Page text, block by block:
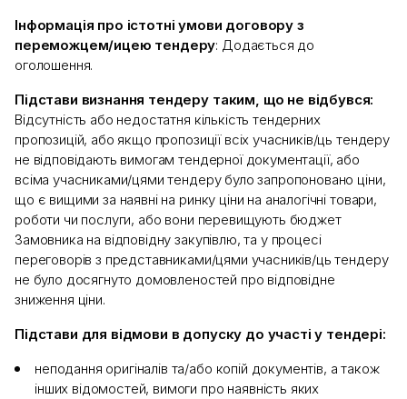
Інформація про істотні умови договору з
переможцем/ицею тендеру: Додається до
оголошення.
Підстави визнання тендеру таким, що не відбувся:
Відсутність або недостатня кількість тендерних
пропозицій, або якщо пропозиції всіх учасників/ць тендеру
не відповідають вимогам тендерної документації, або
всіма учасниками/цями тендеру було запропоновано ціни,
що є вищими за наявні на ринку ціни на аналогічні товари,
роботи чи послуги, або вони перевищують бюджет
Замовника на відповідну закупівлю, та у процесі
переговорів з представниками/цями учасників/ць тендеру
не було досягнуто домовленостей про відповідне
зниження ціни.
Підстави для відмови в допуску до участі у тендері:
неподання оригіналів та/або копій документів, а також
інших відомостей, вимоги про наявність яких